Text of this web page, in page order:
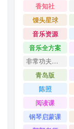
香知社
馒头星球
音乐资源
音乐全方案
非常功夫作文
青岛版
陈照
阅读课
钢琴启蒙课